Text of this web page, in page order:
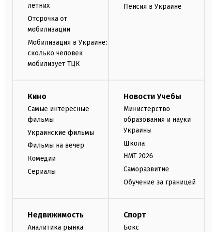
летних
Отсрочка от
мобилизации
Мобилизация в Украине:
сколько человек
мобилизует ТЦК
Пенсия в Украине
Кино
Самые интересные
фильмы
Украинские фильмы
Фильмы на вечер
Комедии
Сериалы
Новости Учебы
Министерство
образования и науки
Украины
Школа
НМТ 2026
Саморазвитие
Обучение за границей
Недвижимость
Аналитика рынка
Спорт
Бокс